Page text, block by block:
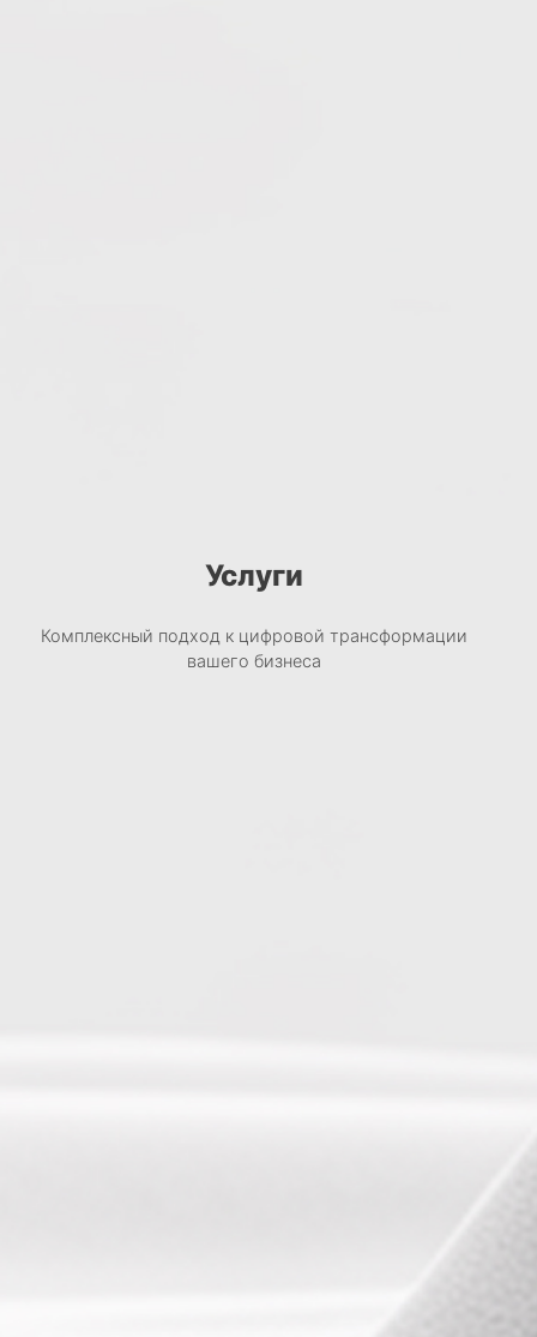
Услуги
Комплексный подход к цифровой трансформации
вашего бизнеса